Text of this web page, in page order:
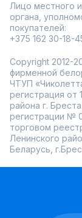
Лицо местного
органа,
покупателей:
+375 162 30-18-
Copyright 2012-
фирменной
ЧТУП
регистрация от
района г.
регистрации №
торговом
Ленинского
Беларусь,